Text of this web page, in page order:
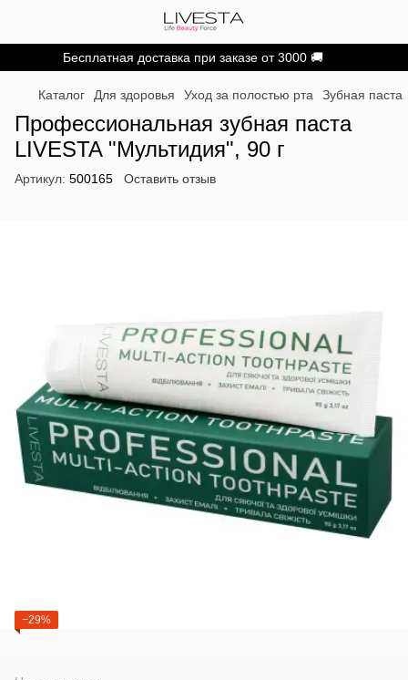
Бесплатная доставка при заказе от 3000 🚚
Каталог Для здоровья Уход за полостью рта Зубная паста
Профессиональная зубная паста
LIVESTA "Мультидия", 90 г
Артикул: 500165 Оставить отзыв
−29%